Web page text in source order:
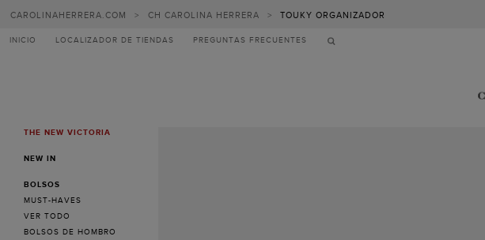
CAROLINAHERRERA.COM > CH CAROLINA HERRERA > TOUKY ORGANIZADOR
INICIO LOCALIZADOR DE TIENDAS PREGUNTAS FRECUENTES
MENUTHE NEW VICTORIA
NEW IN
BOLSOS
MUST-HAVES
VER TODO
BOLSOS DE HOMBRO